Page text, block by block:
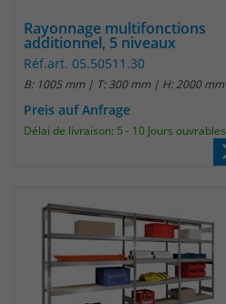
Rayonnage multifonctions
additionnel, 5 niveaux
Réf.art. 05.50511.30
B: 1005 mm | T: 300 mm | H: 2000 mm
Preis auf Anfrage
Délai de livraison: 5 - 10 Jours ouvrables